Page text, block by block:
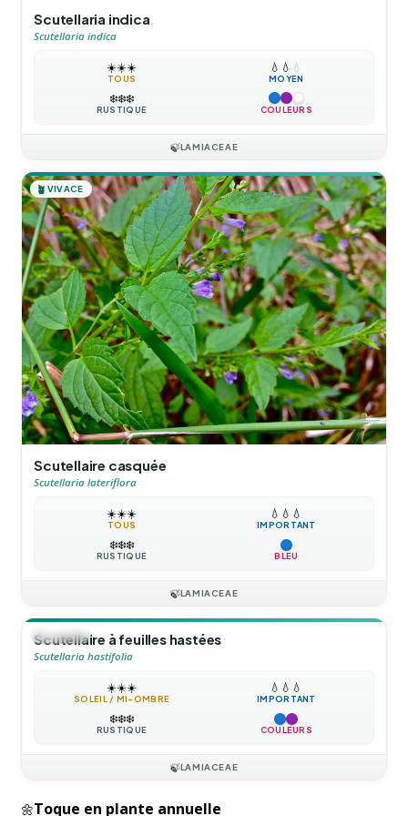
Scutellaria indica
Scutellaria indica
☀️☀️☀️
TOUS
💧 💧 💧
MOYEN
❄️❄️❄️
RUSTIQUE COULEURS
🍃LAMIACEAE
🪴 VIVACE
Scutellaire casquée
Scutellaria lateriflora
☀️☀️☀️
TOUS
💧 💧 💧
IMPORTANT
❄️❄️❄️
RUSTIQUE BLEU
🍃LAMIACEAE
🪴VIVACE
Scutellaire à feuilles hastées
Scutellaria hastifolia
☀️☀️☀️
SOLEIL / MI-OMBRE
💧 💧 💧
IMPORTANT
❄️❄️❄️
RUSTIQUE COULEURS
🍃LAMIACEAE
🌼Toque en plante annuelle